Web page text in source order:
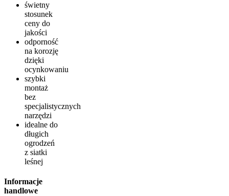
świetny
stosunek
ceny do
jakości
odporność
na korozję
dzięki
ocynkowaniu
szybki
montaż
bez
specjalistycznych
narzędzi
idealne do
długich
ogrodzeń
z siatki
leśnej
Informacje
handlowe